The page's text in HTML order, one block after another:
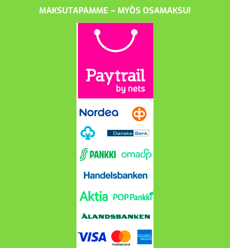
MAKSUTAPAMME – MYÖS OSAMAKSU!